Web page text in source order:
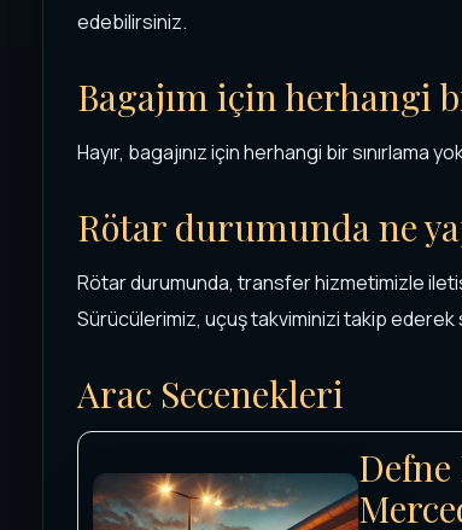
edebilirsiniz.
Bagajım için herhangi
Hayır, bagajınız için herhangi bir sınırlama
Rötar durumunda ne
Rötar durumunda, transfer hizmetimizle
Sürücülerimiz, uçuş takviminizi takip
Arac Secenekleri